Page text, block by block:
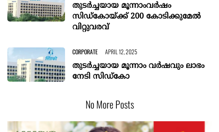
തുടർച്ചയായ മൂന്നാംവർഷം
സിഡ്കോയ്ക്ക് 200 കോടിക്കുമേൽ
വിറ്റുവരവ്
CORPORATE APRIL 12, 2025
തുടർച്ചയായ മൂന്നാം വർഷവും ലാഭം
നേടി സിഡ്‌കോ
No More Posts